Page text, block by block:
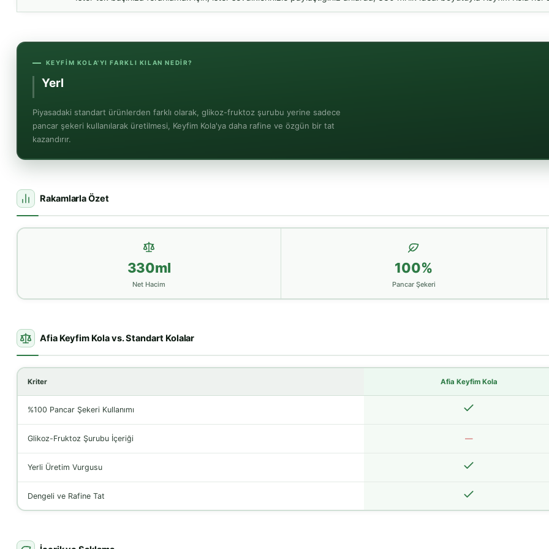
KEYFIM KOLA'YI FARKLI KILAN NEDIR?
Her an yanı
Piyasadaki standart ürünlerden farklı olarak, glikoz-fruktoz şurubu yerine sadece
pancar şekeri kullanılarak üretilmesi, Keyfim Kola'ya daha rafine ve özgün bir tat
kazandırır.
Rakamlarla Özet
330ml
Net Hacim
100%
Pancar Şekeri
Afia Keyfim Kola vs. Standart Kolalar
Kriter Afia Keyfim Kola
%100 Pancar Şekeri Kullanımı
Glikoz-Fruktoz Şurubu İçeriği —
Yerli Üretim Vurgusu
Dengeli ve Rafine Tat